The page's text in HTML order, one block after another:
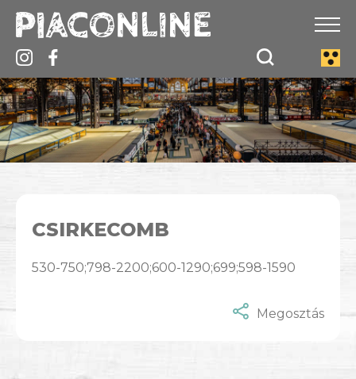
CSIRKECOMB
530-750;798-2200;600-1290;699;598-1590
Megosztás